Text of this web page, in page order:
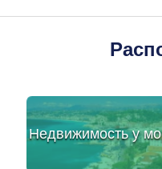
Недвижимость у